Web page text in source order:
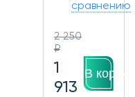
сравнению
2 250
₽
1
913
В